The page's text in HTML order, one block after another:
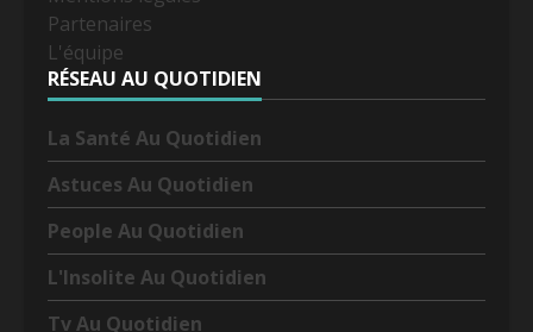
Partenaires
L'équipe
RÉSEAU AU QUOTIDIEN
La Santé Au Quotidien
Astuces Au Quotidien
People Au Quotidien
L'Insolite Au Quotidien
Tv Au Quotidien